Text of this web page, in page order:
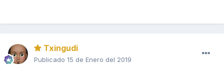
Txingudi
Publicado 15 de Enero del 2019